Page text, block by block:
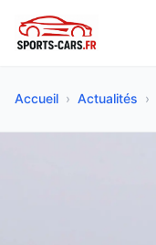
Accueil › Actualités ›